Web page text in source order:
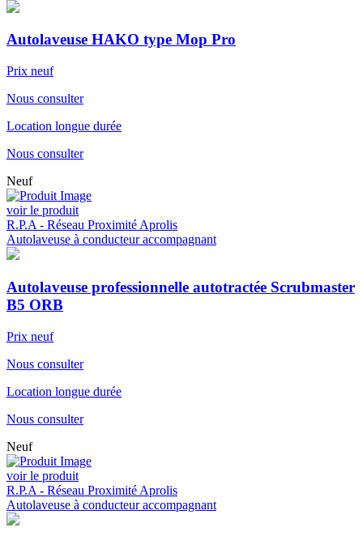
Autolaveuse HAKO type Mop Pro
Prix neuf
Nous consulter
Location longue durée
Nous consulter
Neuf
voir le produit
R.P.A - Réseau Proximité Aprolis
Autolaveuse à conducteur accompagnant
Autolaveuse professionnelle autotractée Scrubmaster
B5 ORB
Prix neuf
Nous consulter
Location longue durée
Nous consulter
Neuf
voir le produit
R.P.A - Réseau Proximité Aprolis
Autolaveuse à conducteur accompagnant